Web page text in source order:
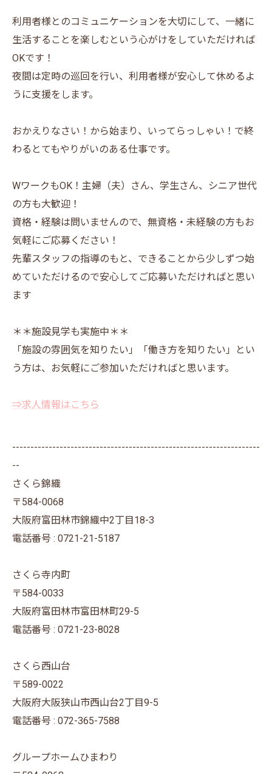
利用者様とのコミュニケーションを大切にして、一緒に
生活することを楽しむという心がけをしていただければ
OKです！
夜間は定時の巡回を行い、利用者様が安心して休めるよ
うに支援をします。
おかえりなさい！から始まり、いってらっしゃい！で終
わるとてもやりがいのある仕事です。
WワークもOK！主婦（夫）さん、学生さん、シニア世代
の方も大歓迎！
資格・経験は問いませんので、無資格・未経験の方もお
気軽にご応募ください！
先輩スタッフの指導のもと、できることから少しずつ始
めていただけるので安心してご応募いただければと思い
ます
＊＊施設見学も実施中＊＊
「施設の雰囲気を知りたい」「働き方を知りたい」とい
う方は、お気軽にご参加いただければと思います。
⇒求人情報はこちら
--------------------------------------------------------------------
--
さくら錦織
〒584-0068
大阪府富田林市錦織中2丁目18-3
電話番号 : 0721-21-5187
さくら寺内町
〒584-0033
大阪府富田林市富田林町29-5
電話番号 : 0721-23-8028
さくら西山台
〒589-0022
大阪府大阪狭山市西山台2丁目9-5
電話番号 : 072-365-7588
グループホームひまわり